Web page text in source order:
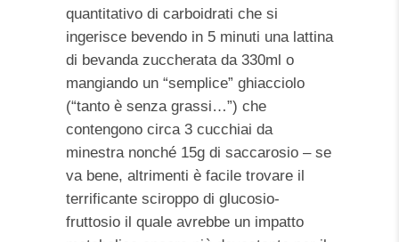
quantitativo di carboidrati che si
ingerisce bevendo in 5 minuti una lattina
di bevanda zuccherata da 330ml o
mangiando un “semplice” ghiacciolo
(“tanto è senza grassi…”) che
contengono circa 3 cucchiai da
minestra nonché 15g di saccarosio – se
va bene, altrimenti è facile trovare il
terrificante sciroppo di glucosio-
fruttosio il quale avrebbe un impatto